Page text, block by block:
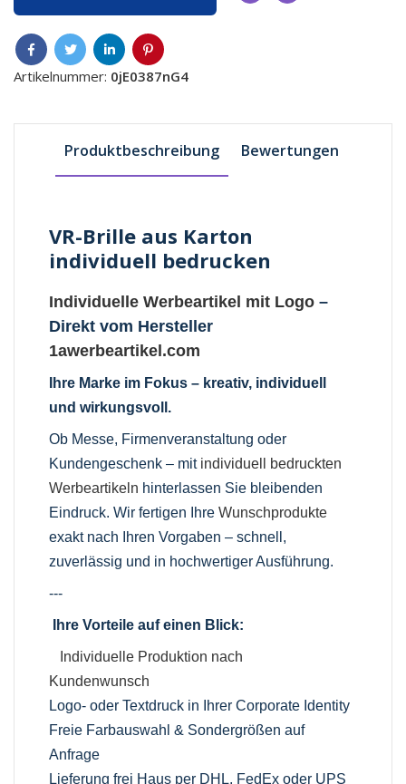
Artikelnummer: 0jE0387nG4
Produktbeschreibung Bewertungen
VR-Brille aus Karton
individuell bedrucken
Individuelle Werbeartikel mit Logo –
Direkt vom Hersteller
1awerbeartikel.com
Ihre Marke im Fokus – kreativ, individuell
und wirkungsvoll.
Ob Messe, Firmenveranstaltung oder
Kundengeschenk – mit individuell bedruckten
Werbeartikeln hinterlassen Sie bleibenden
Eindruck. Wir fertigen IhreWunschprodukte
exakt nach Ihren Vorgaben – schnell,
zuverlässig und in hochwertiger Ausführung.
---
Ihre Vorteile auf einen Blick:
Individuelle Produktion nach
Kundenwunsch
Logo- oder Textdruck in Ihrer Corporate Identity
Freie Farbauswahl & Sondergrößen auf
Anfrage
Lieferung frei Haus per DHL, FedEx oder UPS